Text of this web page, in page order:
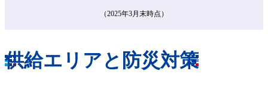
（2025年3月末時点）
供給エリアと防災対策